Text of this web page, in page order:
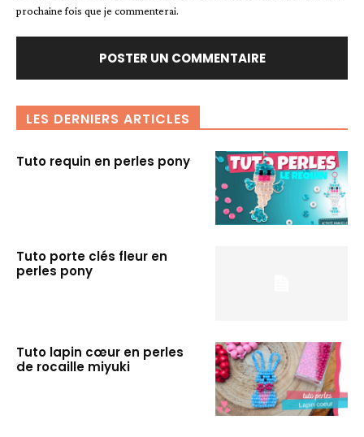
prochaine fois que je commenterai.
LES DERNIERS ARTICLES
Tuto requin en perles pony
Tuto porte clés fleur en
perles pony
Tuto lapin cœur en perles
de rocaille miyuki